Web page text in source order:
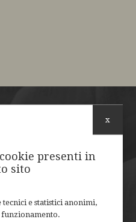
100G)
presenti in
sito
e statistici anonimi,
funzionamento.
x